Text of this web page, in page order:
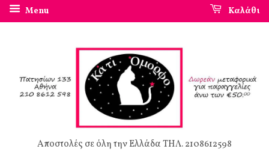
Menu Καλάθι
Αποστολές σε όλη την Ελλάδα ΤΗΛ. 2108612598